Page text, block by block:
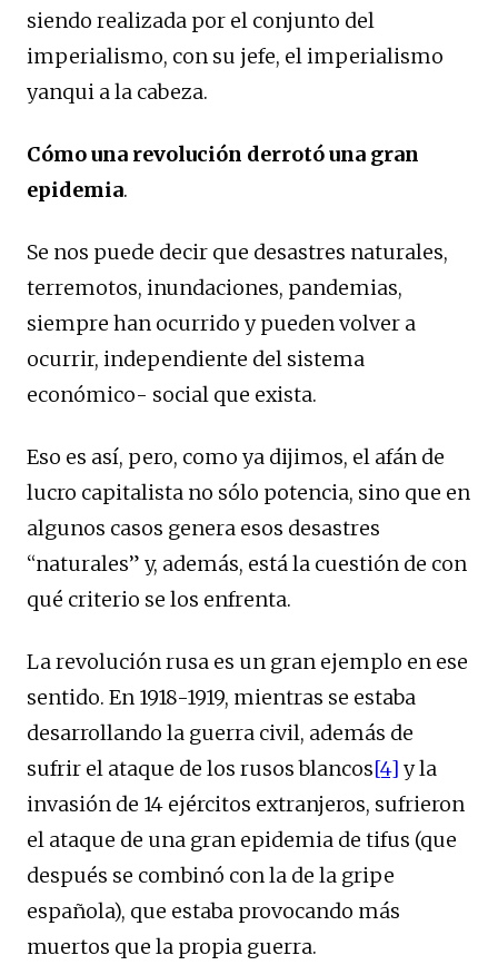
siendo realizada por el conjunto del
imperialismo, con su jefe, el imperialismo
yanqui a la cabeza.
Cómo una revolución derrotó una gran
epidemia.
Se nos puede decir que desastres naturales,
terremotos, inundaciones, pandemias,
siempre han ocurrido y pueden volver a
ocurrir, independiente del sistema
económico- social que exista.
Eso es así, pero, como ya dijimos, el afán de
lucro capitalista no sólo potencia, sino que en
algunos casos genera esos desastres
“naturales” y, además, está la cuestión de con
qué criterio se los enfrenta.
La revolución rusa es un gran ejemplo en ese
sentido. En 1918-1919, mientras se estaba
desarrollando la guerra civil, además de
sufrir el ataque de los rusos blancos[4] y la
invasión de 14 ejércitos extranjeros, sufrieron
el ataque de una gran epidemia de tifus (que
después se combinó con la de la gripe
española), que estaba provocando más
muertos que la propia guerra.